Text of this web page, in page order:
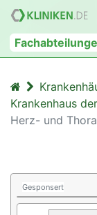
Krankenhaus
Herz- und
Gesponsert